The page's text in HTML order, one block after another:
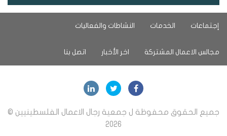
إجتماعات الخدمات النشاطات والفعاليات
مجالس الاعمال المشتركة اخر الأخبار اتصل بنا
جميع الحقوق محفوظة ل جمعية رجال الاعمال الفلسطينيين ©
2026